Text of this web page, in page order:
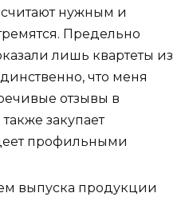
считают нужным и
Предельно
лишь квартеты из
что меня
отзывы в
закупает
профильными
выпуска продукции